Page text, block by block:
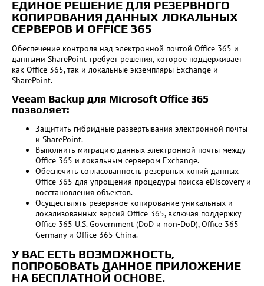
ЕДИНОЕ РЕШЕНИЕ ДЛЯ РЕЗЕРВНОГО
КОПИРОВАНИЯ ДАННЫХ ЛОКАЛЬНЫХ
СЕРВЕРОВ И OFFICE 365
Обеспечение контроля над электронной почтой Office 365 и
данными SharePoint требует решения, которое поддерживает
как Office 365, так и локальные экземпляры Exchange и
SharePoint.
Veeam Backup для Microsoft Office 365
позволяет:
Защитить гибридные развертывания электронной почты
и SharePoint.
Выполнить миграцию данных электронной почты между
Office 365 и локальным сервером Exchange.
Обеспечить согласованность резервных копий данных
Office 365 для упрощения процедуры поиска eDiscovery и
восстановления объектов.
Осуществлять резервное копирование уникальных и
локализованных версий Office 365, включая поддержку
Office 365 U.S. Government (DoD и non-DoD), Office 365
Germany и Office 365 China.
У ВАС ЕСТЬ ВОЗМОЖНОСТЬ,
ПОПРОБОВАТЬ ДАННОЕ ПРИЛОЖЕНИЕ
НА БЕСПЛАТНОЙ ОСНОВЕ.